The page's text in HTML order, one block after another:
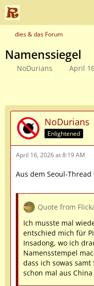
dies & das Forum
Namenssiegel
NoDurians April
NoDurians
Enlightened
April 16, 2026 at 8:19 AM
Aus dem Seoul-Thread
Quote from
Ich musste mal
entschied mich für
Insadong, wo ich
Namensstempel
dass ich sowas samt
schon mal aus